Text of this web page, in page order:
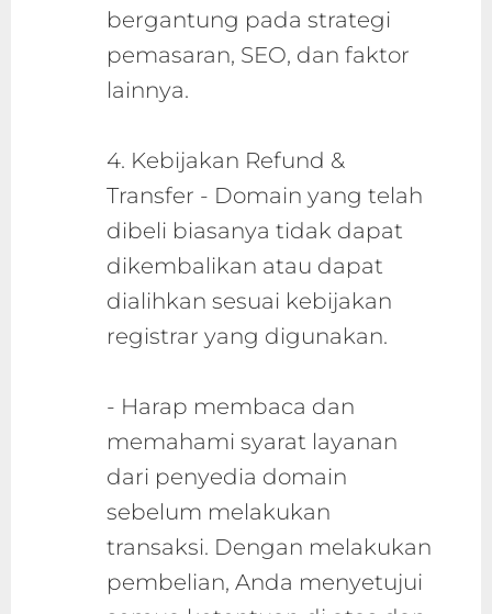
bergantung pada strategi
pemasaran, SEO, dan faktor
lainnya.
4. Kebijakan Refund &
Transfer - Domain yang telah
dibeli biasanya tidak dapat
dikembalikan atau dapat
dialihkan sesuai kebijakan
registrar yang digunakan.
- Harap membaca dan
memahami syarat layanan
dari penyedia domain
sebelum melakukan
transaksi. Dengan melakukan
pembelian, Anda menyetujui